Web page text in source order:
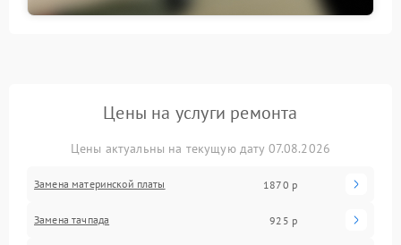
Цены на услуги ремонта
Цены актуальны на текущую дату 07.08.2026
Замена материнской платы 1870 р
Замена тачпада 925 р